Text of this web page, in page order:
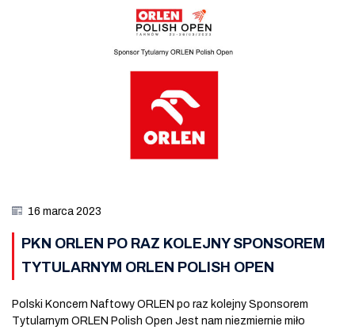
16 marca 2023
PKN ORLEN PO RAZ KOLEJNY SPONSOREM
TYTULARNYM ORLEN POLISH OPEN
Polski Koncern Naftowy ORLEN po raz kolejny Sponsorem
Tytularnym ORLEN Polish Open Jest nam niezmiernie miło